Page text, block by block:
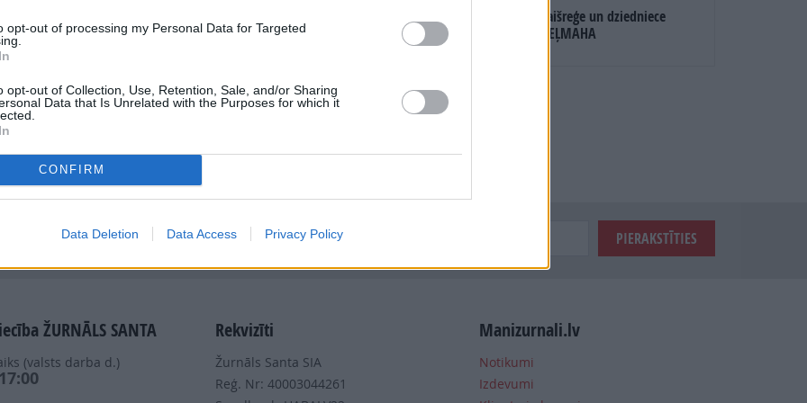
opt-out of processing my Personal Data for Targeted
opt-out of Collection, Use, Retention, Sale, and/or Sharing
Data that Is Unrelated with the Purposes for which it
CONFIRM
Data Deletion Data Access Privacy Policy
Atbild gaišreģe un dziedniece
ĻESJA STEĻMAHA
Dalies
Nepalaid garām akcijas un jaunumus
ŽURNĀLS SANTA
(valsts darba d.)
Rekvizīti
Žurnāls Santa SIA
Reģ. Nr: 40003044261
Manizurnali.lv
Notikumi
Izdevumi